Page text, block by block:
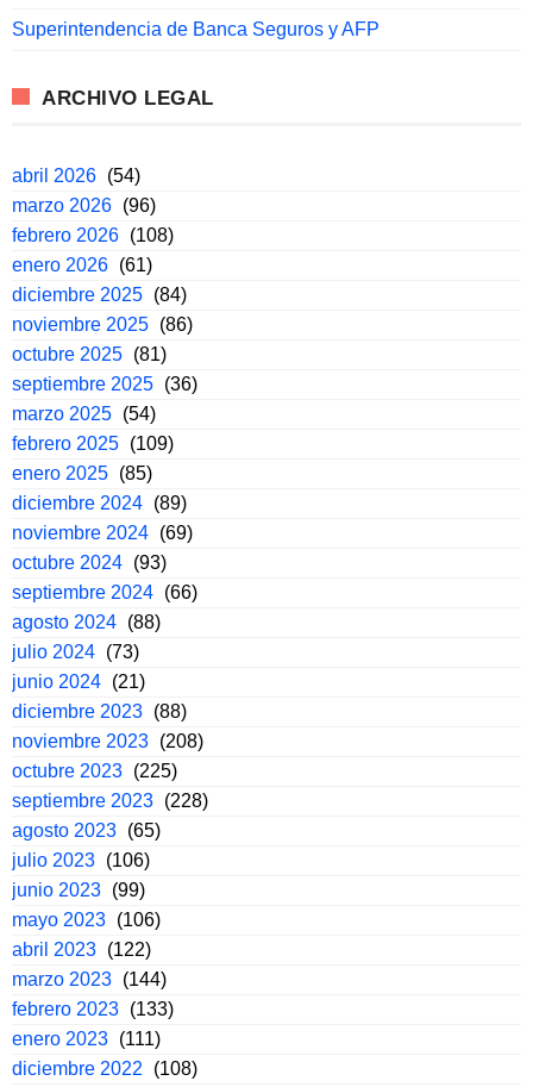
Superintendencia de Banca Seguros y AFP
ARCHIVO LEGAL
abril 2026 (54)
marzo 2026 (96)
febrero 2026 (108)
enero 2026 (61)
diciembre 2025 (84)
noviembre 2025 (86)
octubre 2025 (81)
septiembre 2025 (36)
marzo 2025 (54)
febrero 2025 (109)
enero 2025 (85)
diciembre 2024 (89)
noviembre 2024 (69)
octubre 2024 (93)
septiembre 2024 (66)
agosto 2024 (88)
julio 2024 (73)
junio 2024 (21)
diciembre 2023 (88)
noviembre 2023 (208)
octubre 2023 (225)
septiembre 2023 (228)
agosto 2023 (65)
julio 2023 (106)
junio 2023 (99)
mayo 2023 (106)
abril 2023 (122)
marzo 2023 (144)
febrero 2023 (133)
enero 2023 (111)
diciembre 2022
(108)